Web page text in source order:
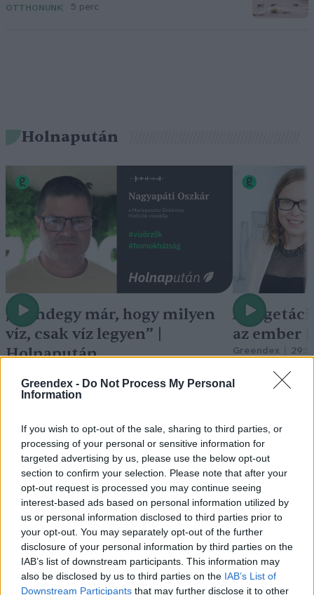
Greendex - Do Not Process My Personal
Information
If you wish to opt-out of the sale, sharing to third parties, or
processing of your personal or sensitive information for
targeted advertising by us, please use the below opt-out
section to confirm your selection. Please note that after your
opt-out request is processed you may continue seeing
interest-based ads based on personal information utilized by
us or personal information disclosed to third parties prior to
your opt-out. You may separately opt-out of the further
disclosure of your personal information by third parties on the
IAB’s list of downstream participants. This information may
also be disclosed by us to third parties on the IAB’s List of
Downstream Participants that may further disclose it to other
OTTHONUNK 5 perc
Holnapután
„Mindegy már, hogy milyen
víz, csak víz legyen” |
Holnapután
A
az ember
Greendex
Pár éven belül
szivacsvárosokká kellene
alakítanunk a településeinket –
Podcast
PODCAST Novák Zsombor 2 perc